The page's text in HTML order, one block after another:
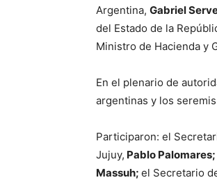
Argentina, Gabriel
del Estado de la
Ministro de Hacienda y
En el plenario de
argentinas y los
Participaron: el
Jujuy, Pablo Palomares;
Massuh; el Secretario